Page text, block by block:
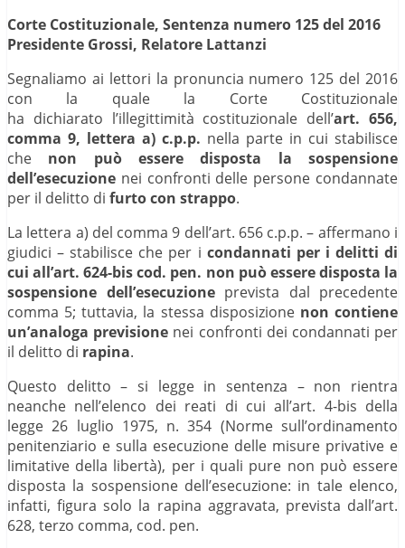
Corte Costituzionale, Sentenza numero 125 del 2016
Presidente Grossi, Relatore Lattanzi
Segnaliamo ai lettori la pronuncia numero 125 del 2016
con la quale la Corte Costituzionale
ha dichiarato l’illegittimità costituzionale dell’art. 656,
comma 9, lettera a) c.p.p. nella parte in cui stabilisce
che non può essere disposta la sospensione
dell’esecuzione nei confronti delle persone condannate
per il delitto di furto con strappo.
La lettera a) del comma 9 dell’art. 656 c.p.p. – affermano i
giudici – stabilisce che per i condannati per i delitti di
cui all’art. 624-bis cod. pen. non può essere disposta la
sospensione dell’esecuzioneprevista dal precedente
comma 5; tuttavia, la stessa disposizione non contiene
un’analoga previsione nei confronti dei condannati per
il delitto di rapina.
Questo delitto – si legge in sentenza – non rientra
neanche nell’elenco dei reati di cui all’art. 4-bis della
legge 26 luglio 1975, n. 354 (Norme sull’ordinamento
penitenziario e sulla esecuzione delle misure privative e
limitative della libertà), per i quali pure non può essere
disposta la sospensione dell’esecuzione: in tale elenco,
infatti, figura solo la rapina aggravata, prevista dall’art.
628, terzo comma, cod. pen.